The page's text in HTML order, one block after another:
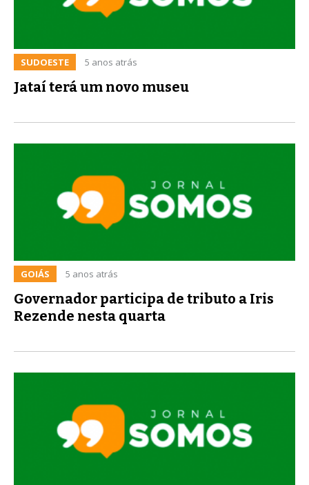
SUDOESTE 5 anos atrás
Jataí terá um novo museu
GOIÁS 5 anos atrás
Governador participa de tributo a Iris
Rezende nesta quarta